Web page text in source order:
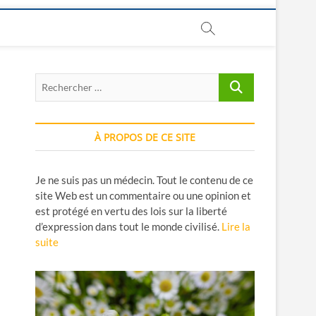
Rechercher
À PROPOS DE CE SITE
Je ne suis pas un médecin. Tout le contenu de ce
site Web est un commentaire ou une opinion et
est protégé en vertu des lois sur la liberté
d’expression dans tout le monde civilisé. Lire la
suite